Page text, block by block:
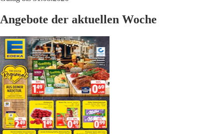
Angebote der aktuellen Woche